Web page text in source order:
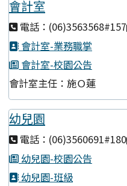
會計室
電話：(06)3563568#157
會計室-業務職掌
會計室-校園公告
會計室主任：施Ｏ蓮
幼兒園
電話：(06)3560691#180
幼兒園-校園公告
幼兒園-班級